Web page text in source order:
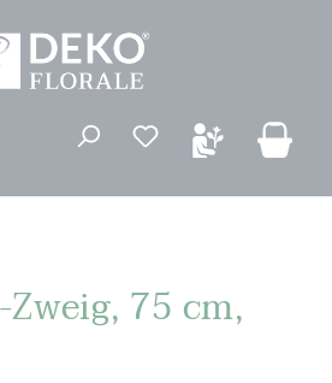
Du hast 0
75 cm,